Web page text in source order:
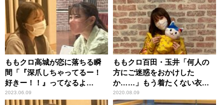
ももクロ高城が恋に落ちる瞬
間「『深爪しちゃってるー！
好きー！！』ってなるよ
ね？」
2023.06.09
ももクロ百田・玉井「何人の
方にご迷惑をおかけした
か……」もう着たくない衣装
が続々
2020.08.09